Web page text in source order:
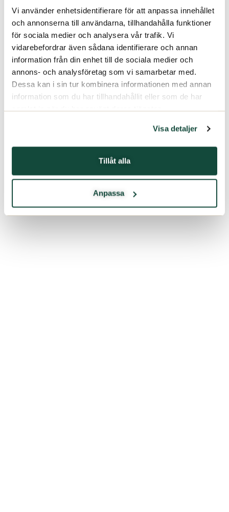
Vi använder enhetsidentifierare för att anpassa innehållet
och annonserna till användarna, tillhandahålla funktioner
för sociala medier och analysera vår trafik. Vi
vidarebefordrar även sådana identifierare och annan
information från din enhet till de sociala medier och
annons- och analysföretag som vi samarbetar med.
Dessa kan i sin tur kombinera informationen med annan
information som du har tillhandahållit eller som de har
samlat in när du har använt deras tjänster.
Visa detaljer
Tillåt alla
Anpassa